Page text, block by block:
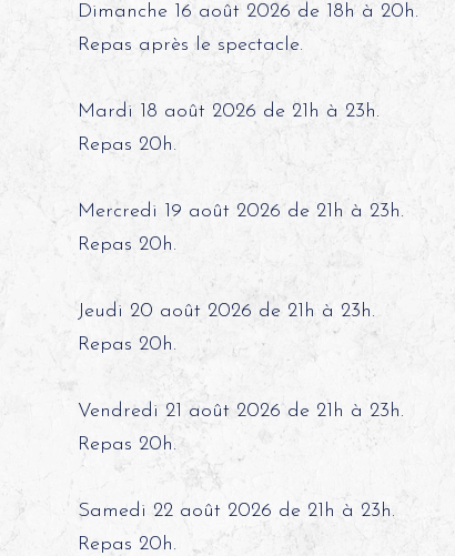
Dimanche 16 août 2026 de 18h à 20h.
Repas après le spectacle.
Mardi 18 août 2026 de 21h à 23h.
Repas 20h.
Mercredi 19 août 2026 de 21h à 23h.
Repas 20h.
Jeudi 20 août 2026 de 21h à 23h.
Repas 20h.
Vendredi 21 août 2026 de 21h à 23h.
Repas 20h.
Samedi 22 août 2026 de 21h à 23h.
Repas 20h.